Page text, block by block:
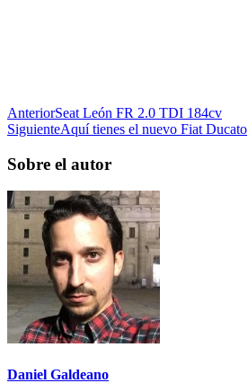
AnteriorSeat León FR 2.0 TDI 184cv
SiguienteAquí tienes el nuevo Fiat Ducato
Sobre el autor
Daniel Galdeano